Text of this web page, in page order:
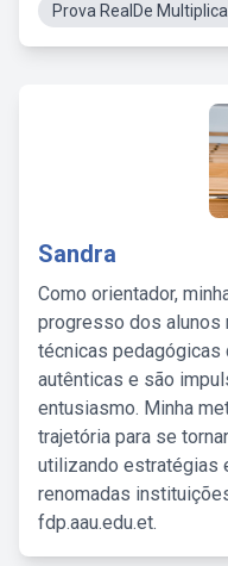
Prova RealDe
Sandra
Como orientador,
progresso dos alunos
técnicas pedagógicas
autênticas e são
entusiasmo. Minha
trajetória para se
utilizando estratégias
renomadas
fdp.aau.edu.et.